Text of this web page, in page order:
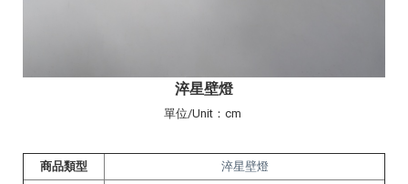
淬星壁燈
單位/Unit：cm
商品類型 淬星壁燈